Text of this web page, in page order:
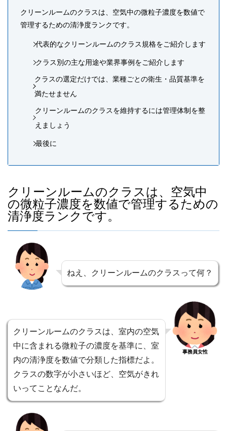
クリーンルームのクラスは、空気中の微粒子濃度を数値で
管理するための清浄度ランクです。
代表的なクリーンルームのクラス規格をご紹介します
クラス別の主な用途や業界事例をご紹介します
クラスの選定だけでは、業種ごとの衛生・品質基準を
満たせません
クリーンルームのクラスを維持するには管理体制を整
えましょう
最後に
クリーンルームのクラスは、空気中
の微粒子濃度を数値で管理するための
清浄度ランクです。
ねえ、クリーンルームのクラスって何？
クリーンルームのクラスは、室内の空気
中に含まれる微粒子の濃度を基準に、室
内の清浄度を数値で分類した指標だよ。
クラスの数字が小さいほど、空気がきれ
いってことなんだ。
事務員女性